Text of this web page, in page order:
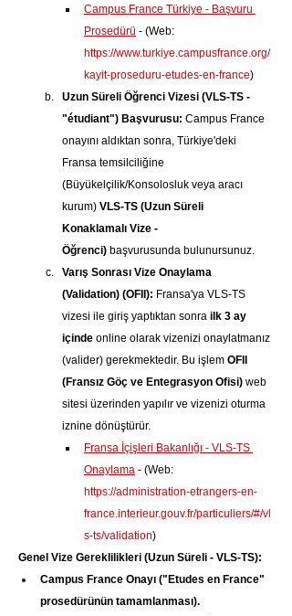
Campus France Türkiye - Başvuru
Prosedürü - (Web:
https://www.turkiye.campusfrance.org/
kayit-proseduru-etudes-en-france)
Uzun Süreli Öğrenci Vizesi (VLS-TS -
"étudiant") Başvurusu: Campus France
onayını aldıktan sonra, Türkiye'deki
Fransa temsilciliğine
(Büyükelçilik/Konsolosluk veya aracı
kurum) VLS-TS (Uzun Süreli
Konaklamalı Vize -
Öğrenci) başvurusunda bulunursunuz.
Varış Sonrası Vize Onaylama
(Validation) (OFII): Fransa'ya VLS-TS
vizesi ile giriş yaptıktan sonra ilk 3 ay
içinde online olarak vizenizi onaylatmanız
(valider) gerekmektedir. Bu işlem OFII
(Fransız Göç ve Entegrasyon Ofisi) web
sitesi üzerinden yapılır ve vizenizi oturma
iznine dönüştürür.
Fransa İçişleri Bakanlığı - VLS-TS
Onaylama - (Web:
https://administration-etrangers-en-
france.interieur.gouv.fr/particuliers/#/vl
s-ts/validation)
Genel Vize Gereklilikleri (Uzun Süreli - VLS-TS):
Campus France Onayı ("Etudes en France"
prosedürünün tamamlanması).